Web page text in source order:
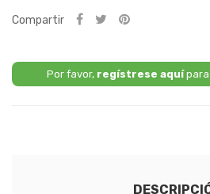
Compartir
Por favor, regístrese aquípara